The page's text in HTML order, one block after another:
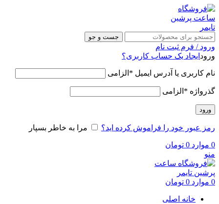
جست و جو
ورود / فرم ثبت نام
ورود ایجاد یک حساب کاربری؟
نام کاربری یا آدرس ایمیل * الزامی
گذرواژه * الزامی
ورود
رمز عبور خود را فراموش کرده اید؟ مرا به خاطر بسپار
0 موارد 0 تومان
منو
0 موارد 0 تومان
خانه اصلی